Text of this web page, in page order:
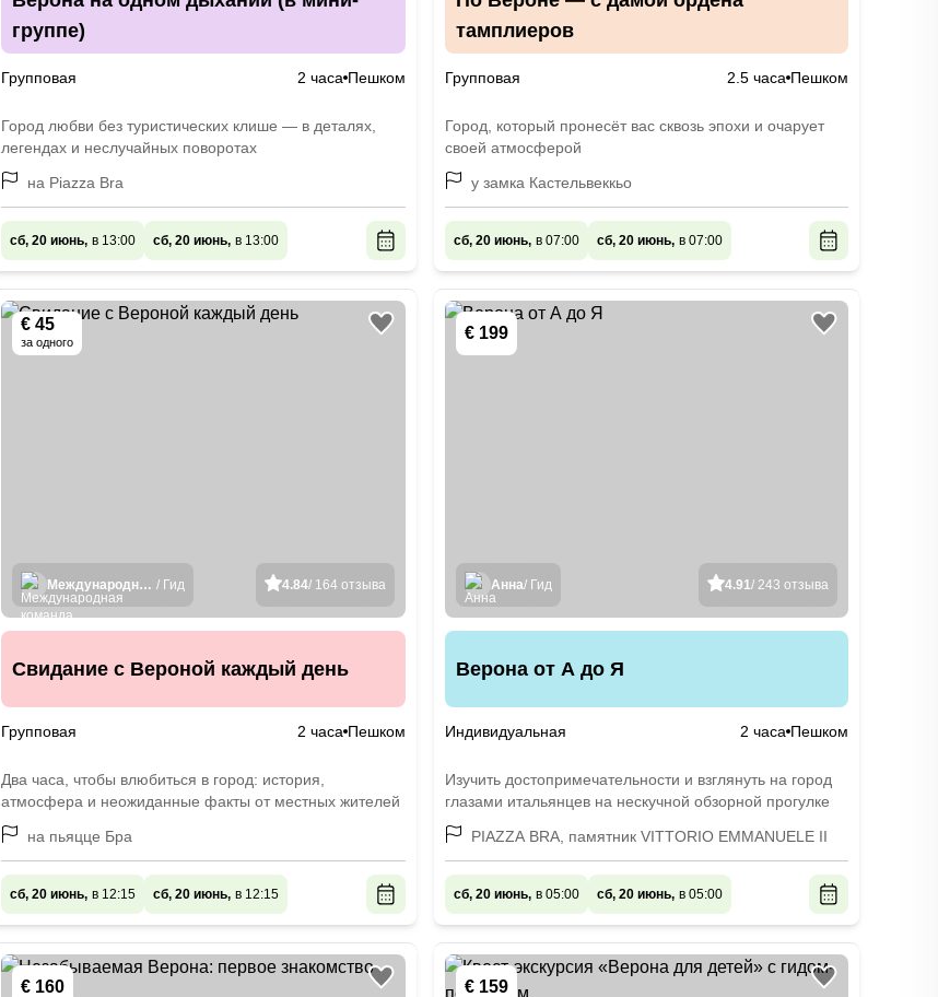
группе)
Групповая 2 часа Пешком
Город любви без туристических клише — в деталях,
легендах и неслучайных поворотах
на Piazza Bra
сб, 20 июнь, в 13:00 сб, 20 июнь, в 13:00
тамплиеров
Групповая 2.5 часа Пешком
Город, который пронесёт вас сквозь эпохи и очарует
своей атмосферой
у замка Кастельвеккьо
сб, 20 июнь, в 07:00 сб, 20 июнь, в 07:00
€ 45
за одного
4.84/ 164 отзыва
Международная команда гидов / Гид
Свидание с Вероной каждый день
Групповая 2 часа Пешком
Два часа, чтобы влюбиться в город: история,
атмосфера и неожиданные факты от местных жителей
на пьяцце Бра
сб, 20 июнь, в 12:15 сб, 20 июнь, в 12:15
€ 199
4.91/ 243 отзыва
Анна/ Гид
Верона от А до Я
Индивидуальная 2 часа Пешком
Изучить достопримечательности и взглянуть на город
глазами итальянцев на нескучной обзорной прогулке
PIAZZA BRA, памятник VITTORIO EMMANUELE II
сб, 20 июнь, в 05:00 сб, 20 июнь, в 05:00
€ 160 € 159